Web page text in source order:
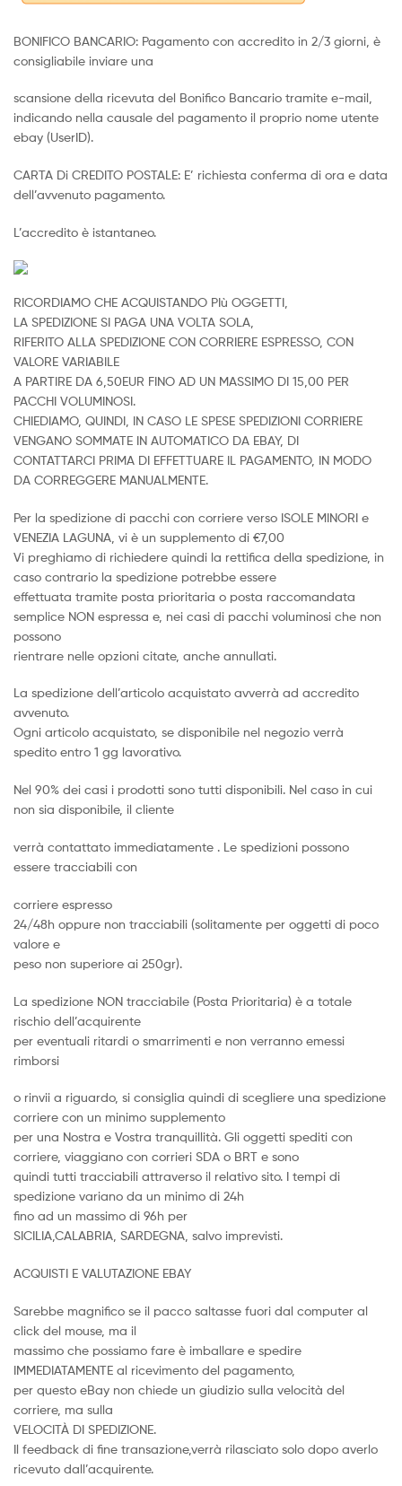
BONIFICO BANCARIO: Pagamento con accredito in 2/3 giorni, è
consigliabile inviare una
scansione della ricevuta del Bonifico Bancario tramite e-mail,
indicando nella causale del pagamento il proprio nome utente
ebay (UserID).
CARTA Di CREDITO POSTALE: E’ richiesta conferma di ora e data
dell’avvenuto pagamento.
L’accredito è istantaneo.
RICORDIAMO CHE ACQUISTANDO PIù OGGETTI,
LA SPEDIZIONE SI PAGA UNA VOLTA SOLA,
RIFERITO ALLA SPEDIZIONE CON CORRIERE ESPRESSO, CON
VALORE VARIABILE
A PARTIRE DA 6,50EUR FINO AD UN MASSIMO DI 15,00 PER
PACCHI VOLUMINOSI.
CHIEDIAMO, QUINDI, IN CASO LE SPESE SPEDIZIONI CORRIERE
VENGANO SOMMATE IN AUTOMATICO DA EBAY, DI
CONTATTARCI PRIMA DI EFFETTUARE IL PAGAMENTO, IN MODO
DA CORREGGERE MANUALMENTE.
Per la spedizione di pacchi con corriere verso ISOLE MINORI e
VENEZIA LAGUNA, vi è un supplemento di €7,00
Vi preghiamo di richiedere quindi la rettifica della spedizione, in
caso contrario la spedizione potrebbe essere
effettuata tramite posta prioritaria o posta raccomandata
semplice NON espressa e, nei casi di pacchi voluminosi che non
possono
rientrare nelle opzioni citate, anche annullati.
La spedizione dell’articolo acquistato avverrà ad accredito
avvenuto.
Ogni articolo acquistato, se disponibile nel negozio verrà
spedito entro 1 gg lavorativo.
Nel 90% dei casi i prodotti sono tutti disponibili. Nel caso in cui
non sia disponibile, il cliente
verrà contattato immediatamente . Le spedizioni possono
essere tracciabili con
corriere espresso
24/48h oppure non tracciabili (solitamente per oggetti di poco
valore e
peso non superiore ai 250gr).
La spedizione NON tracciabile (Posta Prioritaria) è a totale
rischio dell’acquirente
per eventuali ritardi o smarrimenti e non verranno emessi
rimborsi
o rinvii a riguardo, si consiglia quindi di scegliere una spedizione
corriere con un minimo supplemento
per una Nostra e Vostra tranquillità. Gli oggetti spediti con
corriere, viaggiano con corrieri SDA o BRT e sono
quindi tutti tracciabili attraverso il relativo sito. I tempi di
spedizione variano da un minimo di 24h
fino ad un massimo di 96h per
SICILIA,CALABRIA, SARDEGNA, salvo imprevisti.
ACQUISTI E VALUTAZIONE EBAY
Sarebbe magnifico se il pacco saltasse fuori dal computer al
click del mouse, ma il
massimo che possiamo fare è imballare e spedire
IMMEDIATAMENTE al ricevimento del pagamento,
per questo eBay non chiede un giudizio sulla velocità del
corriere, ma sulla
VELOCITÀ DI SPEDIZIONE.
Il feedback di fine transazione,verrà rilasciato solo dopo averlo
ricevuto dall’acquirente.